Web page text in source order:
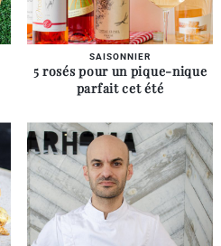
SAISONNIER
5 rosés pour un pique-nique
parfait cet été